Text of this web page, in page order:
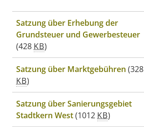
Satzung über Erhebung der
Grundsteuer und Gewerbesteuer
(428KB)
Satzung über Marktgebühren (328
KB)
Satzung über Sanierungsgebiet
Stadtkern West(1012KB)